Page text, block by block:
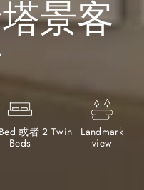
景客
或者 2 Twin
Beds
Landmark
view